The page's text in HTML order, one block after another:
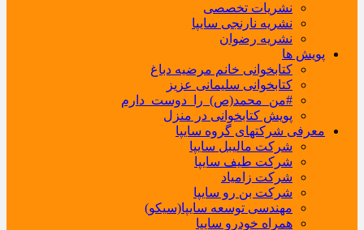
نشریات تخصصی
نشریه نارنجی سایپا
نشریه رضوان
پویش ها
کتابخوانی خانم مرضیه دباغ
کتابخوانی سلیمانی عزیز
#من_محمد(ص)_را_دوست_دارم
پویش کتابخوانی در منزل
معرفی شرکتهای گروه سایپا
شرکت مالیبل سایپا
شرکت طیف سایپا
شرکت زامیاد
شرکت بن رو سایپا
مهندسی توسعه سایپا(سیکو)
همراه خودرو سایپا